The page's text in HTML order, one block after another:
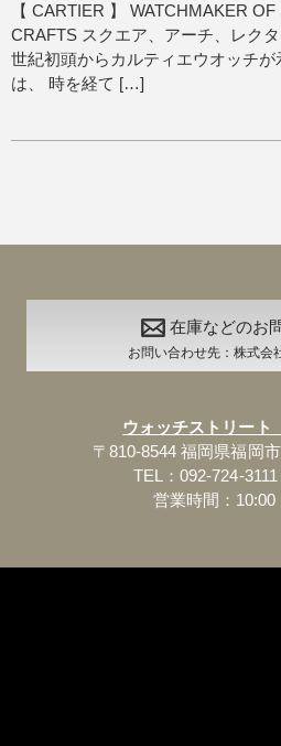
【 CARTIER 】 WATCHMAKER
CRAFTS スクエア、アーチ、レク
世紀初頭からカルティエウオッチ
は、 時を経て […]
在庫などのお
お問い合わせ先：株式会
ウォッチストリー
〒810-8544 福岡県福岡
TEL：092-724-3111
営業時間：10:00